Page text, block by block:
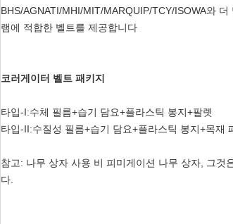
BHS/AGNATI/MHI/MIT/MARQUIP/TCY/ISOWA와
램에 적합한 벨트를 제공합니다
코러게이터 벨트 패키지
타입-I:수체 필름+습기 담요+플라스틱 봉지+팔렛
타입-II:수질성 필름+습기 담요+플라스틱 봉지+목재
참고: 나무 상자 사용 비 피미게이션 나무 상자, 그것
다.